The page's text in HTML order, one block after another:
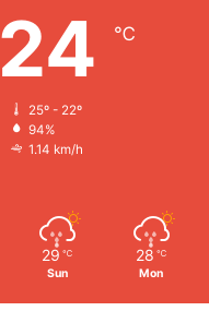
24 ℃
25º - 22º
94%
1.14 km/h
29 ℃
Sun
28 ℃
Mon